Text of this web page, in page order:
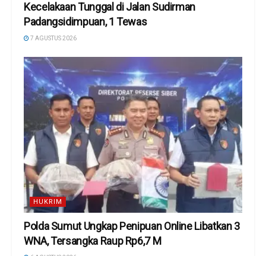
Kecelakaan Tunggal di Jalan Sudirman
Padangsidimpuan, 1 Tewas
7 AGUSTUS 2026
HUKRIM
Polda Sumut Ungkap Penipuan Online Libatkan 3
WNA, Tersangka Raup Rp6,7 M